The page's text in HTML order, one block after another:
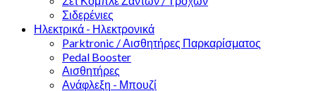
Σιδερένιες
Ηλεκτρικά - Ηλεκτρονικά
Parktronic / Αισθητήρες Παρκαρίσματος
Pedal Booster
Αισθητήρες
Ανάφλεξη - Μπουζί